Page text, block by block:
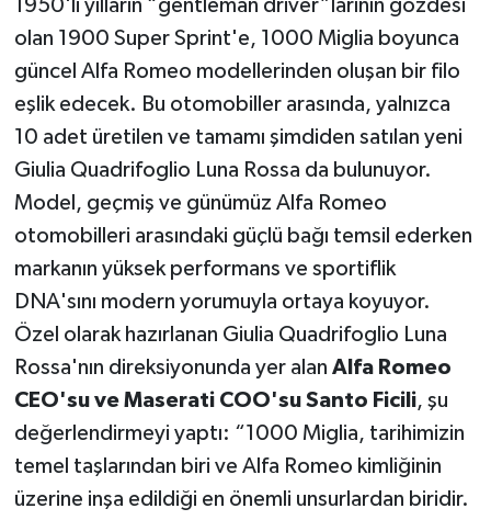
1950'li yılların “gentleman driver”larının gözdesi
olan 1900 Super Sprint'e, 1000 Miglia boyunca
güncel Alfa Romeo modellerinden oluşan bir filo
eşlik edecek. Bu otomobiller arasında, yalnızca
10 adet üretilen ve tamamı şimdiden satılan yeni
Giulia Quadrifoglio Luna Rossa da bulunuyor.
Model, geçmiş ve günümüz Alfa Romeo
otomobilleri arasındaki güçlü bağı temsil ederken
markanın yüksek performans ve sportiflik
DNA'sını modern yorumuyla ortaya koyuyor.
Özel olarak hazırlanan Giulia Quadrifoglio Luna
Rossa'nın direksiyonunda yer alan Alfa Romeo
CEO'su ve Maserati COO'su Santo Ficili, şu
değerlendirmeyi yaptı: “1000 Miglia, tarihimizin
temel taşlarından biri ve Alfa Romeo kimliğinin
üzerine inşa edildiği en önemli unsurlardan biridir.